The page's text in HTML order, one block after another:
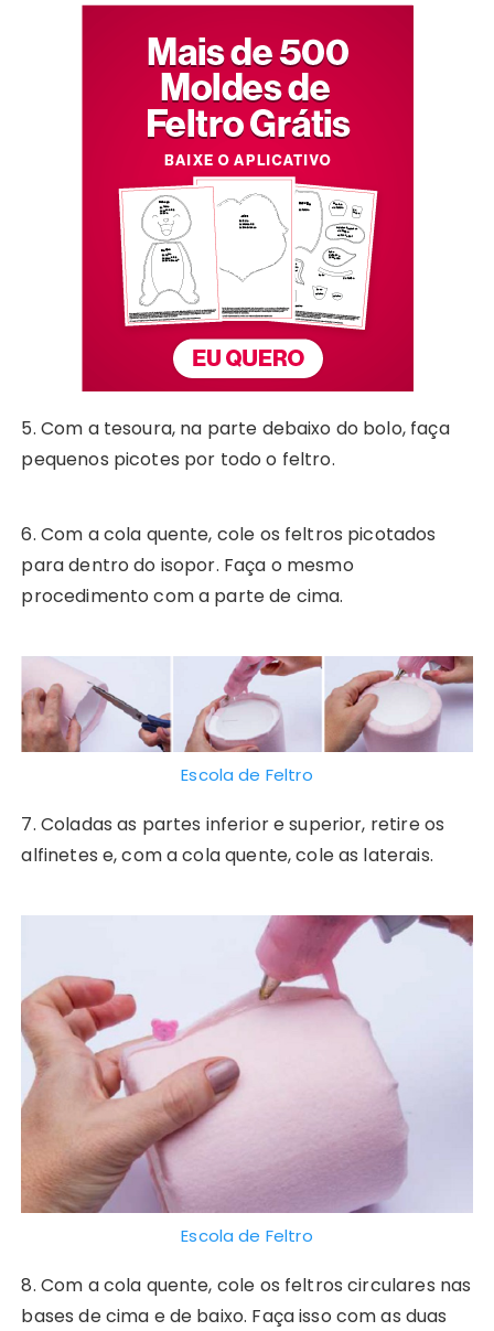
5. Com a tesoura, na parte debaixo do bolo, faça
pequenos picotes por todo o feltro.
6. Com a cola quente, cole os feltros picotados
para dentro do isopor. Faça o mesmo
procedimento com a parte de cima.
Escola de Feltro
7. Coladas as partes inferior e superior, retire os
alfinetes e, com a cola quente, cole as laterais.
Escola de Feltro
8. Com a cola quente, cole os feltros circulares nas
bases de cima e de baixo. Faça isso com as duas